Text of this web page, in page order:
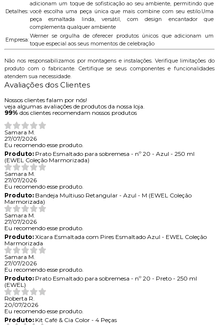
Detalhes:
adicionam um toque de sofisticação ao seu ambiente, permitindo que
você escolha uma peça única que mais combine com seu estilo.Uma
peça esmaltada linda, versátil, com design encantador que
complementa qualquer ambiente
Empresa:
Werner se orgulha de oferecer produtos únicos que adicionam um
toque especial aos seus momentos de celebração
Não nos responsabilizamos por montagens e instalações. Verifique limitações do
produto com o fabricante. Certifique se seus componentes e funcionalidades
atendem sua necessidade.
Avaliações dos Clientes
Nossos clientes falam por nós!
veja algumas avaliações de produtos da nossa loja.
99% dos clientes recomendam nossos produtos
Samara M.
27/07/2026
Eu recomendo esse produto.
Produto:Prato Esmaltado para sobremesa - nº 20 - Azul - 250 ml
(EWEL Coleção Marmorizada)
Samara M.
27/07/2026
Eu recomendo esse produto.
Produto:Bandeja Multiuso Retangular - Azul - M (EWEL Coleção
Marmorizada)
Samara M.
27/07/2026
Eu recomendo esse produto.
Produto:Xícara Esmaltada com Pires Esmaltado Azul - EWEL Coleção
Marmorizada
Samara M.
27/07/2026
Eu recomendo esse produto.
Produto:Prato Esmaltado para sobremesa - nº 20 - Preto - 250 ml
(EWEL)
Roberta R.
20/07/2026
Eu recomendo esse produto.
Produto:Kit Café & Cia Color - 4 Peças